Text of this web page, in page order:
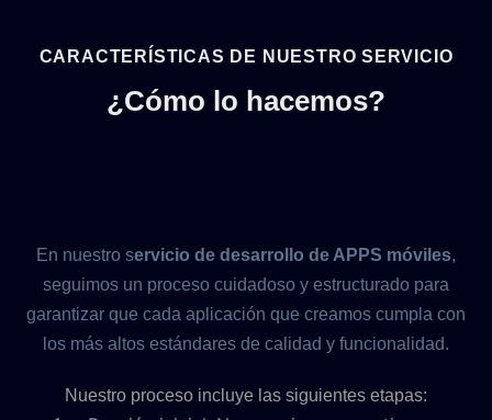
CARACTERÍSTICAS DE NUESTRO SERVICIO
¿Cómo lo hacemos?
En nuestro servicio de desarrollo de APPS móviles,
seguimos un proceso cuidadoso y estructurado para
garantizar que cada aplicación que creamos cumpla con
los más altos estándares de calidad y funcionalidad.
Nuestro proceso incluye las siguientes etapas: